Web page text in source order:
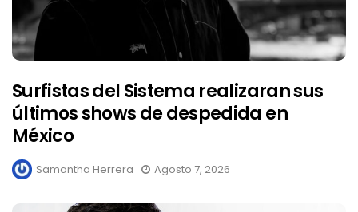
Surfistas del Sistema realizaran sus
últimos shows de despedida en
México
Samantha Herrera Agosto 7, 2026